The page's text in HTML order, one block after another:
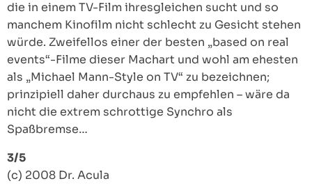
die in einem TV-Film ihresgleichen sucht und so
manchem Kinofilm nicht schlecht zu Gesicht stehen
würde. Zweifellos einer der besten „based on real
events“-Filme dieser Machart und wohl am ehesten
als „Michael Mann-Style on TV“ zu bezeichnen;
prinzipiell daher durchaus zu empfehlen – wäre da
nicht die extrem schrottige Synchro als
Spaßbremse…
3/5
(c) 2008 Dr. Acula